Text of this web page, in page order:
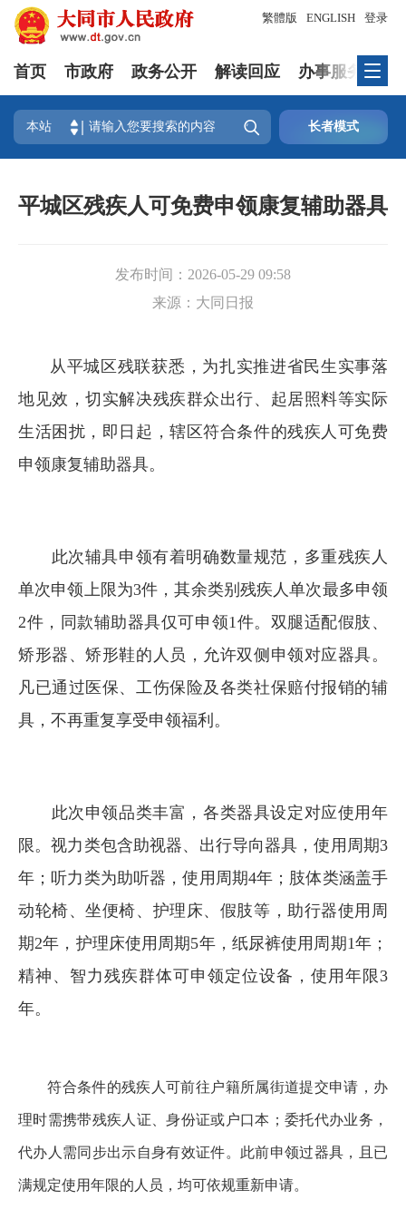
登录
繁體版 ENGLISH
首页 市政府 政务公开 解读回应 办事服务
本站  长者模式
平城区残疾人可免费申领康复辅助器具
发布时间： 2026-05-29 09:58
来源： 大同日报
从平城区残联获悉，为扎实推进省民生实事落
地见效，切实解决残疾群众出行、起居照料等实际
生活困扰，即日起，辖区符合条件的残疾人可免费
申领康复辅助器具。
此次辅具申领有着明确数量规范，多重残疾人
单次申领上限为3件，其余类别残疾人单次最多申领
2件，同款辅助器具仅可申领1件。双腿适配假肢、
矫形器、矫形鞋的人员，允许双侧申领对应器具。
凡已通过医保、工伤保险及各类社保赔付报销的辅
具，不再重复享受申领福利。
此次申领品类丰富，各类器具设定对应使用年
限。视力类包含助视器、出行导向器具，使用周期3
年；听力类为助听器，使用周期4年；肢体类涵盖手
动轮椅、坐便椅、护理床、假肢等，助行器使用周
期2年，护理床使用周期5年，纸尿裤使用周期1年；
精神、智力残疾群体可申领定位设备，使用年限3
年。
符合条件的残疾人可前往户籍所属街道提交申请，办
理时需携带残疾人证、身份证或户口本；委托代办业务，
代办人需同步出示自身有效证件。此前申领过器具，且已
满规定使用年限的人员，均可依规重新申请。